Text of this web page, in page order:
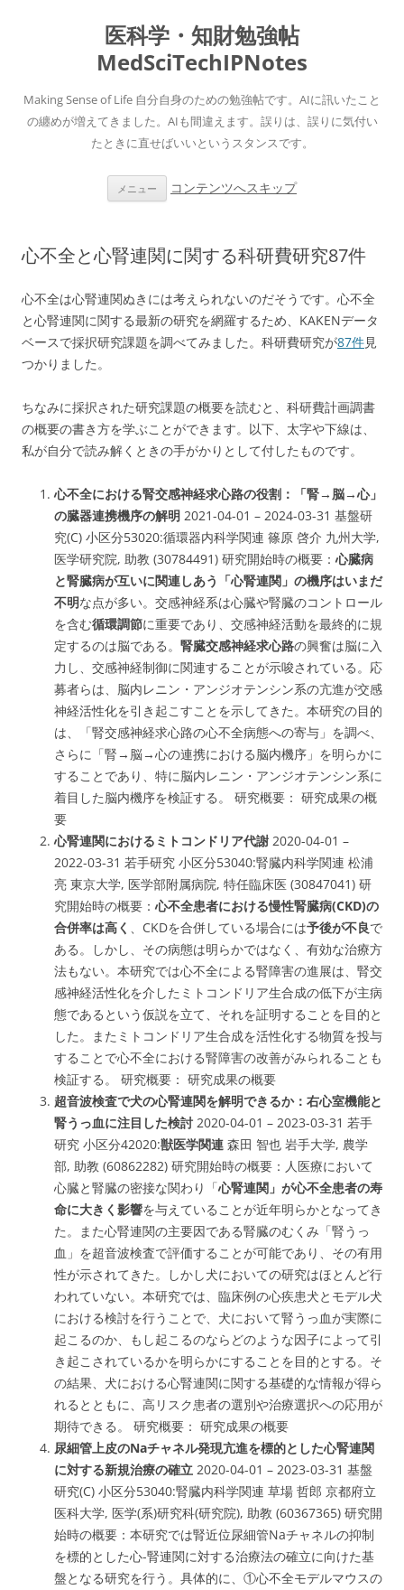
医科学・知財勉強帖
MedSciTechIPNotes
Making Sense of Life 自分自身のための勉強帖です。AIに訊いたこと
の纏めが増えてきました。AIも間違えます。誤りは、誤りに気付い
たときに直せばいいというスタンスです。
メニュー コンテンツへスキップ
心不全と心腎連関に関する科研費研究87件
心不全は心腎連関ぬきには考えられないのだそうです。心不全
と心腎連関に関する最新の研究を網羅するため、KAKENデータ
ベースで採択研究課題を調べてみました。科研費研究が87件見
つかりました。
ちなみに採択された研究課題の概要を読むと、科研費計画調書
の概要の書き方を学ぶことができます。以下、太字や下線は、
私が自分で読み解くときの手がかりとして付したものです。
心不全における腎交感神経求心路の役割：「腎→脳→心」
の臓器連携機序の解明 2021-04-01 – 2024-03-31 基盤研
究(C) 小区分53020:循環器内科学関連 篠原 啓介 九州大学,
医学研究院, 助教 (30784491) 研究開始時の概要： 心臓病
と腎臓病が互いに関連しあう「心腎連関」の機序はいまだ
不明な点が多い。交感神経系は心臓や腎臓のコントロール
を含む循環調節に重要であり、交感神経活動を最終的に規
定するのは脳である。 腎臓交感神経求心路の興奮は脳に入
力し、交感神経制御に関連することが示唆されている。 応
募者らは、脳内レニン・アンジオテンシン系の亢進が交感
神経活性化を引き起こすことを示してきた。本研究の目的
は、「腎交感神経求心路の心不全病態への寄与」を調べ、
さらに「腎→脳→心の連携における脳内機序」を明らかに
することであり、特に脳内レニン・アンジオテンシン系に
着目した脳内機序を検証する。 研究概要： 研究成果の概
要
心腎連関におけるミトコンドリア代謝 2020-04-01 –
2022-03-31 若手研究 小区分53040:腎臓内科学関連 松浦
亮 東京大学, 医学部附属病院, 特任臨床医 (30847041) 研
究開始時の概要： 心不全患者における慢性腎臓病(CKD)の
合併率は高く 、CKDを合併している場合には予後が不良で
ある。しかし、その病態は明らかではなく、有効な治療方
法もない。本研究では心不全による腎障害の進展は、腎交
感神経活性化を介したミトコンドリア生合成の低下が主病
態であるという仮説を立て、それを証明することを目的と
した。また ミトコンドリア生合成を活性化する物質を投与
することで心不全における腎障害の改善がみられることも
検証する。 研究概要： 研究成果の概要
超音波検査で犬の心腎連関を解明できるか：右心室機能と
腎うっ血に注目した検討 2020-04-01 – 2023-03-31 若手
研究 小区分42020:獣医学関連 森田 智也 岩手大学, 農学
部, 助教 (60862282) 研究開始時の概要：人医療において
心臓と腎臓の密接な関わり「心腎連関」が心不全患者の寿
命に大きく影響を与えていることが近年明らかとなってき
た。また心腎連関の主要因である腎臓のむくみ「腎うっ
血」を超音波検査で評価することが可能であり、その有用
性が示されてきた。しかし犬においての研究はほとんど行
われていない。本研究では、臨床例の心疾患犬とモデル犬
における検討を行うことで、犬において腎うっ血が実際に
起こるのか、もし起こるのならどのような因子によって引
き起こされているかを明らかにすることを目的とする。そ
の結果、犬における心腎連関に関する基礎的な情報が得ら
れるとともに、高リスク患者の選別や治療選択への応用が
期待できる。 研究概要： 研究成果の概要
尿細管上皮のNaチャネル発現亢進を標的とした心腎連関
に対する新規治療の確立 2020-04-01 – 2023-03-31 基盤
研究(C) 小区分53040:腎臓内科学関連 草場 哲郎 京都府立
医科大学, 医学(系)研究科(研究院), 助教 (60367365) 研究開
始時の概要：本研究では腎近位尿細管Naチャネルの抑制
を標的とした心-腎連関に対する治療法の確立に向けた基
盤となる研究を行う。具体的に、①心不全モデルマウスの